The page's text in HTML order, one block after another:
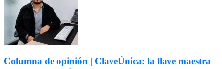
Columna de opinión | ClaveÚnica: la llave maestra